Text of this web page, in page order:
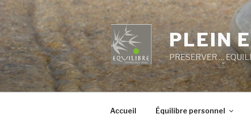
Aller
au
contenu
principal
PLEIN
PRESERVER …
Accueil Équilibre personnel